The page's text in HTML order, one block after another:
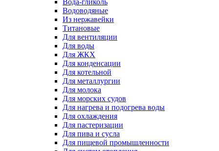
Вода-гликоль
Водоводяные
Из нержавейки
Титановые
Для вентиляции
Для воды
Для ЖКХ
Для конденсации
Для котельной
Для металлургии
Для молока
Для морских судов
Для нагрева и подогрева воды
Для охлаждения
Для пастеризации
Для пива и сусла
Для пищевой промышленности